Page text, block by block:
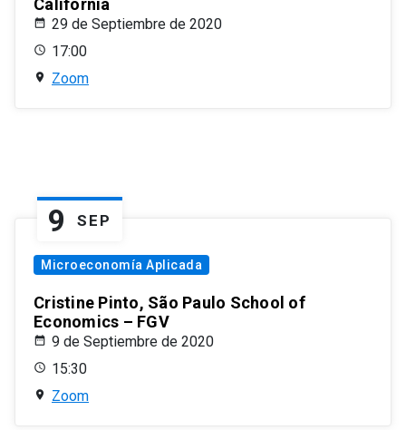
California
29 de Septiembre de 2020
17:00
Zoom
9 SEP
Microeconomía Aplicada
Cristine Pinto, São Paulo School of
Economics – FGV
9 de Septiembre de 2020
15:30
Zoom